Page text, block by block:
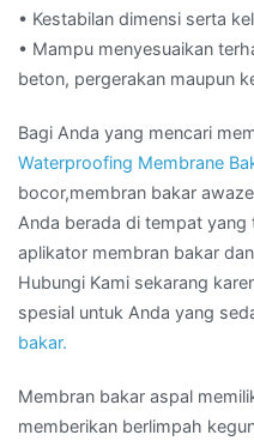
• Kestabilan dimensi serta
• Mampu menyesuaikan
beton, pergerakan maupun
Bagi Anda yang mencari
Waterproofing Membrane
bocor,membran bakar
Anda berada di tempat yang
aplikator membran bakar
Hubungi Kami sekarang
spesial untuk Anda yang
bakar.
Membran bakar aspal
memberikan berlimpah